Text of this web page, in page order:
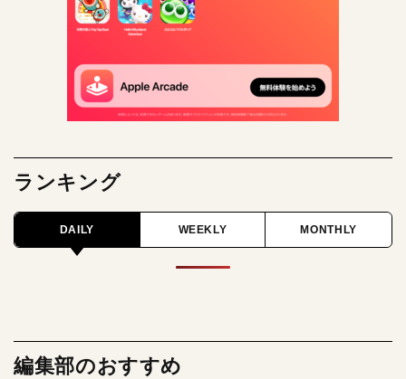
ランキング
DAILY WEEKLY MONTHLY
編集部のおすすめ